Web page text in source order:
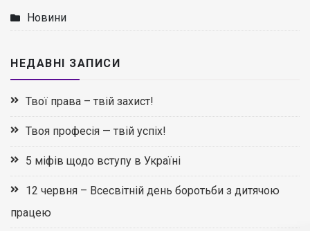
Новини
НЕДАВНІ ЗАПИСИ
Твої права – твій захист!
Твоя професія — твій успіх!
5 міфів щодо вступу в Україні
12 червня – Всесвітній день боротьби з дитячою
працею